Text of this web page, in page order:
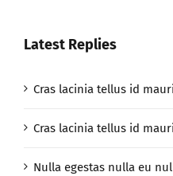
Latest Replies
Cras lacinia tellus id
Cras lacinia tellus id
Nulla egestas nulla eu